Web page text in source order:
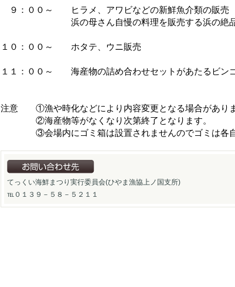
９：００～ ヒラメ、アワビなどの新鮮魚介類の販売
浜の母さん自慢の料理を販売する浜の絶品
１０：００～ ホタテ、ウニ販売
１１：００～ 海産物の詰め合わせセットがあたるビン
注意 ①漁や時化などにより内容変更となる場合がありま
②海産物等がなくなり次第終了となります。
③会場内にゴミ箱は設置されませんのでゴミは各自
てっくい海鮮まつり実行委員会(ひやま漁協上ノ国支所)
℡０１３９－５８－５２１１